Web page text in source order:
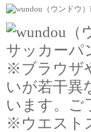
※ブラウザ
いが若干異
います。ご
※ウエスト